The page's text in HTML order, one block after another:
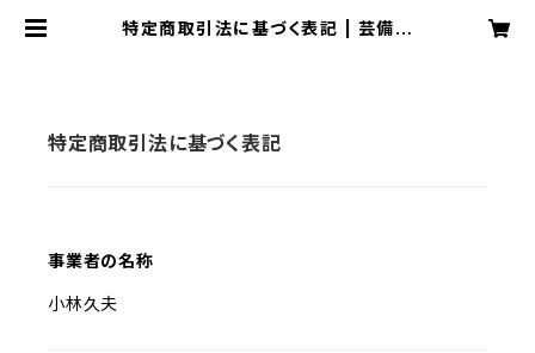
特定商取引法に基づく表記 | 芸備書
特定商取引法に基づく表記
事業者の名称
小林久夫